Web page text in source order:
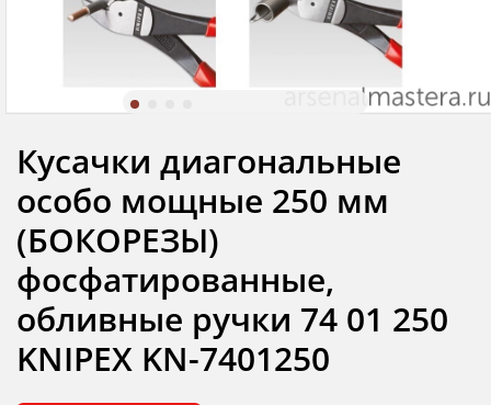
Кусачки диагональные
особо мощные 250 мм
(БОКОРЕЗЫ)
фосфатированные,
обливные ручки 74 01 250
KNIPEX KN-7401250